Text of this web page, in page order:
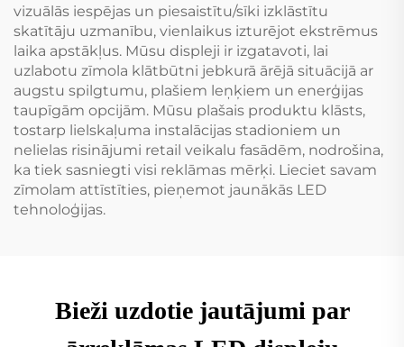
vizuālās iespējas un piesaistītu/sīki izklāstītu
skatītāju uzmanību, vienlaikus izturējot ekstrēmus
laika apstākļus. Mūsu displeji ir izgatavoti, lai
uzlabotu zīmola klātbūtni jebkurā ārējā situācijā ar
augstu spilgtumu, plašiem leņķiem un enerģijas
taupīgām opcijām. Mūsu plašais produktu klāsts,
tostarp lielskaļuma instalācijas stadioniem un
nelielas risinājumi retail veikalu fasādēm, nodrošina,
ka tiek sasniegti visi reklāmas mērķi. Lieciet savam
zīmolam attīstīties, pieņemot jaunākās LED
tehnoloģijas.
Bieži uzdotie jautājumi par